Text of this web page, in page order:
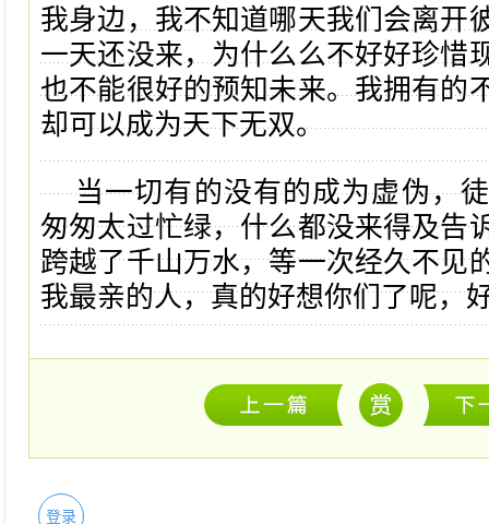
我身边，我不知道哪天我们会离开
一天还没来，为什么么不好好珍惜
也不能很好的预知未来。我拥有的
却可以成为天下无双。
当一切有的没有的成为虚伪，
匆匆太过忙绿，什么都没来得及告
跨越了千山万水，等一次经久不见
我最亲的人，真的好想你们了呢，
登录